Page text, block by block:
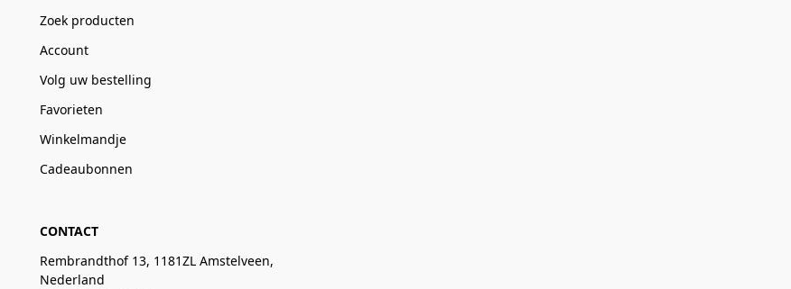
Zoek producten
Account
Volg uw bestelling
Favorieten
Winkelmandje
Cadeaubonnen
CONTACT
Rembrandthof 13, 1181ZL Amstelveen,
Nederland